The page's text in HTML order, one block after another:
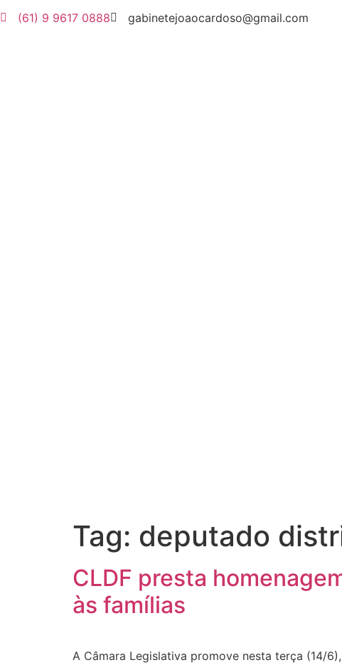
(61) 9 9617 0888
gabinetejoaocardoso@gmail.com
Tag: deputado
CLDF presta
às famílias
A Câmara Legislativa promove nesta terça (14/